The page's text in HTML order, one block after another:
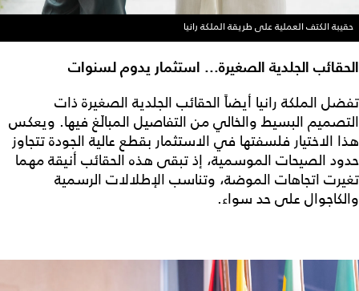
حقيبة الكتف العملية على طريقة الملكة رانيا
الحقائب الجلدية الصغيرة... استثمار يدوم لسنوات
تفضل الملكة رانيا أيضاً الحقائب الجلدية الصغيرة ذات
التصميم البسيط والخالي من التفاصيل المبالَغ فيها. ويعكس
هذا الاختيار فلسفتها في الاستثمار بقطع عالية الجودة تتجاوز
حدود الصيحات الموسمية، إذ تبقى هذه الحقائب أنيقة مهما
تغيرت اتجاهات الموضة، وتناسب الإطلالات الرسمية
والكاجوال على حد سواء.